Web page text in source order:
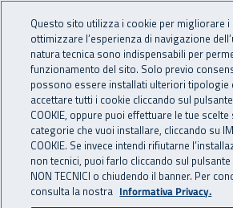
INAIL - Istituto
Navigazione
Pagina non
Il contenuto non è stato trovato. Per
navigazione è possibile ritornare alla
Questo sito utilizza i cookie per migliorare i
ottimizzare l’esperienza di navigazione
natura tecnica sono indispensabili per
funzionamento del sito. Solo previo
possono essere installati ulteriori tipologie
accettare tutti i cookie cliccando sul pulsante
COOKIE, oppure puoi effettuare le tue
categorie che vuoi installare, cliccando su
COOKIE. Se invece intendi rifiutarne
non tecnici, puoi farlo cliccando sul pulsante
NON TECNICI o chiudendo il banner. Per
consulta la nostra Informativa Privacy.